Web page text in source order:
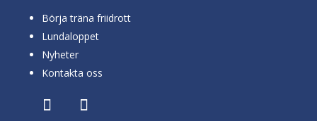
Börja träna friidrott
Lundaloppet
Nyheter
Kontakta oss